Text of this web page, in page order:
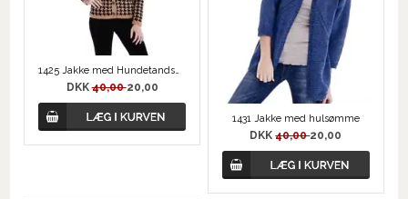
1425 Jakke med Hundetandsmønster
DKK40,0020,00
1431 Jakke med hulsømme
DKK40,0020,00